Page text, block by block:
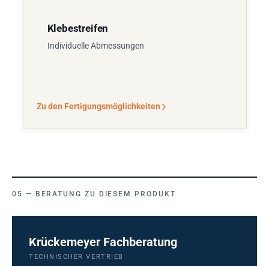
Klebestreifen
Individuelle Abmessungen
Zu den Fertigungsmöglichkeiten
BERATUNG ZU DIESEM PRODUKT
Krückemeyer Fachberatung
TECHNISCHER VERTRIEB